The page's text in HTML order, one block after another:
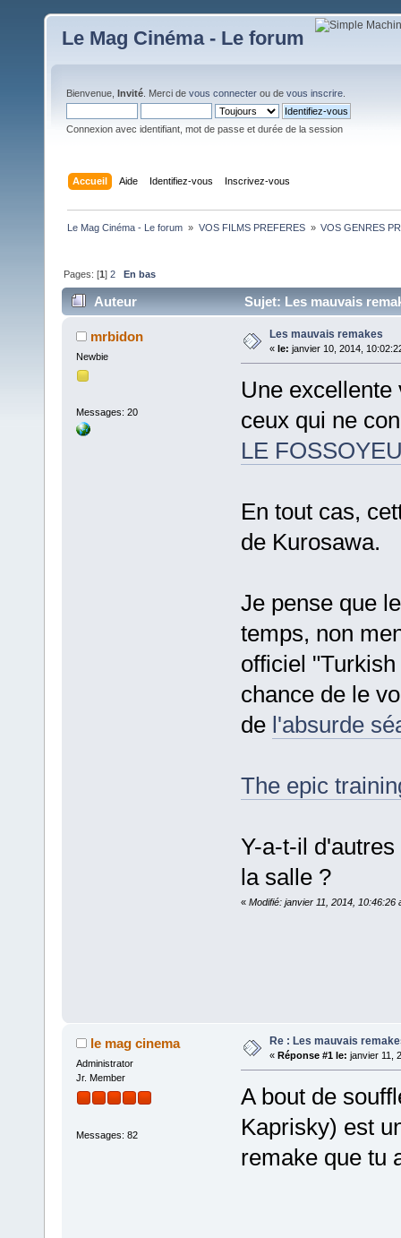
Le Mag Cinéma - Le forum
Bienvenue, Invité . Merci de vous connecter ou de vous inscrire
Connexion avec identifiant, mot de passe et durée de la session
Accueil Aide Identifiez-vous Inscrivez-vous
Le Mag Cinéma - Le forum » VOS FILMS PREFERES » VOS GENRES
Pages: [1]2 En bas
Auteur Sujet: Les mauvais
mrbidon
Newbie
Messages: 20
Les mauvais remakes
« le: janvier 10, 2014,
Une
ceux qui ne
LE
En tout cas,
de Kurosawa.
Je pense que
temps, non
officiel
chance de le
de l'absurde
The epic
Y-a-t-il
la salle ?
« Modifié: janvier 11, 2014, 10:46:26
le mag cinema
Administrator
Jr. Member
Messages: 82
Re : Les mauvais
« Réponse #1 le: janvier 11,
A bout de
Kaprisky) est
remake que tu